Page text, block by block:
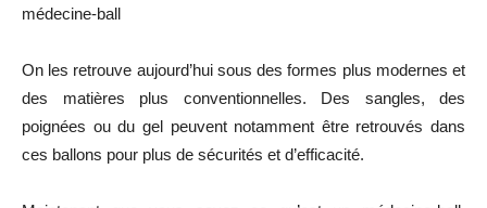
On les retrouve aujourd’hui sous des formes plus modernes et
des matières plus conventionnelles. Des sangles, des
poignées ou du gel peuvent notamment être retrouvés dans
ces ballons pour plus de sécurités et d’efficacité.